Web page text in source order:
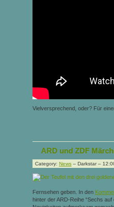
Vielversprechend, oder? Für
ARD und ZDF
Category: News – Darkstar –
Fernsehen geben. In den
hinter der ARD-Reihe “Sechs